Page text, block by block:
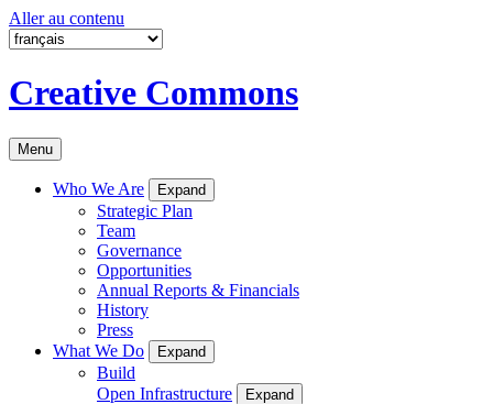
Aller au contenu
Creative Commons
Menu
Who We Are Expand
Strategic Plan
Team
Governance
Opportunities
Annual Reports & Financials
History
Press
What We Do
Expand
Build
Open Infrastructure
Expand